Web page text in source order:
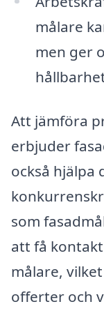
målare
men ger
Att jämföra
erbjuder
också hjälpa
som
att få
målare,
offerter och